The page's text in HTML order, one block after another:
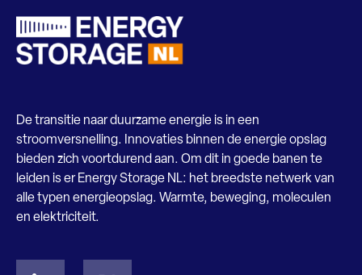
De transitie naar duurzame energie is in een
stroomversnelling. Innovaties binnen de energie opslag
bieden zich voortdurend aan. Om dit in goede banen te
leiden is er Energy Storage NL: het breedste netwerk van
alle typen energieopslag. Warmte, beweging, moleculen
en elektriciteit.